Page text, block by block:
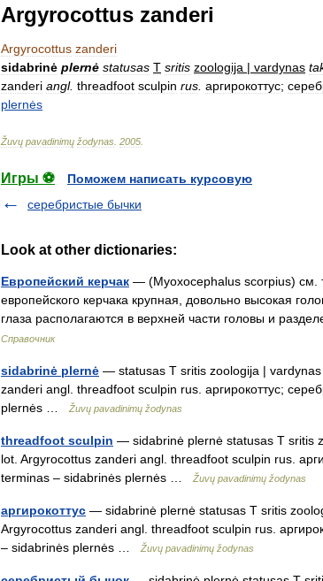
Argyrocottus zanderi
Argyrocottus zanderi
sidabrinė plernė statusas T sritis zoologija | vardynas
zanderi angl. threadfoot sculpin rus аргирокоттус;
plernės
Žuvų pavadinimų žodynas 2005
Игры ⚽
Поможем написать курсовую
серебристые бычки
Look at other dictionaries:
Европейский керчак — (Myoxocephalus scorpius)
европейского керчака крупная, довольно высокая
глаза располагаются в верхней части головы и
Справочник
sidabrinė plernė — statusas T sritis zoologija |
zanderi angl. threadfoot sculpin rus. аргирокоттус;
plernės …
Žuvų pavadinimų žodynas
threadfoot sculpin — sidabrinė plernė statusas T sritis
lot. Argyrocottus zanderi angl. threadfoot sculpin rus.
terminas – sidabrinės plernės …
Žuvų pavadinimų žodynas
аргирокоттус — sidabrinė plernė statusas T sritis
Argyrocottus zanderi angl. threadfoot sculpin rus.
– sidabrinės plernės …
Žuvų pavadinimų žodynas